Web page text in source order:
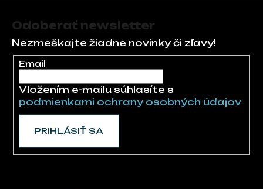
Odoberať newsletter
Nezmeškajte žiadne novinky či zľavy!
Email
Vložením e-mailu súhlasíte s
podmienkami ochrany osobných údajov
PRIHLÁSIŤ SA